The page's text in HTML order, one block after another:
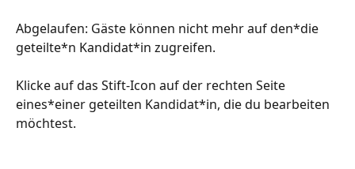
Abgelaufen: Gäste können nicht mehr auf den*die
geteilte*n Kandidat*in zugreifen.
Klicke auf das Stift-Icon auf der rechten Seite
eines*einer geteilten Kandidat*in, die du bearbeiten
möchtest.